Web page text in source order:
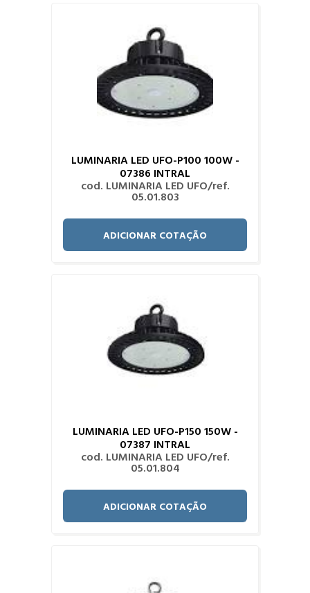
LUMINARIA LED UFO-P100 100W -
07386 INTRAL
cod. LUMINARIA LED UFO/ref.
05.01.803
ADICIONAR COTAÇÃO
LUMINARIA LED UFO-P150 150W -
07387 INTRAL
cod. LUMINARIA LED UFO/ref.
05.01.804
ADICIONAR COTAÇÃO